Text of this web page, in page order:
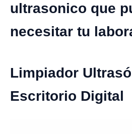
ultrasonico que
necesitar tu
Limpiador
Escritorio Digital